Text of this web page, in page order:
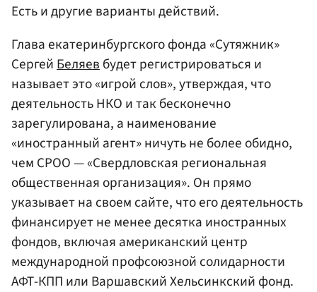
Есть и другие варианты действий.
Глава екатеринбургского фонда «Сутяжник»
СергейБеляевбудет регистрироваться и
называет это «игрой слов», утверждая, что
деятельность НКО и так бесконечно
зарегулирована, а наименование
«иностранный агент» ничуть не более обидно,
чем СРОО — «Свердловская региональная
общественная организация». Он прямо
указывает на своем сайте, что его деятельность
финансирует не менее десятка иностранных
фондов, включая американский центр
международной профсоюзной солидарности
АФТ-КПП или Варшавский Хельсинкский фонд.